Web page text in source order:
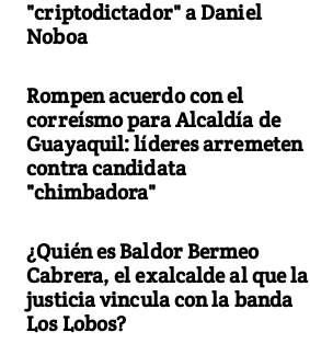
"criptodictador" a Daniel
Noboa
Rompen acuerdo con el
correísmo para Alcaldía de
Guayaquil: líderes arremeten
contra candidata
"chimbadora"
¿Quién es Baldor Bermeo
Cabrera, el exalcalde al que la
justicia vincula con la banda
Los Lobos?